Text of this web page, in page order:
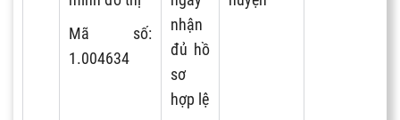
Mã số:
1.004634
nhận
đủ hồ
sơ
hợp lệ